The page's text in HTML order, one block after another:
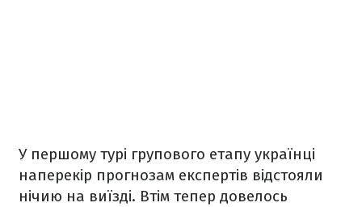
У першому турі групового етапу українці
наперекір прогнозам експертів відстояли
нічию на виїзді. Втім тепер довелось